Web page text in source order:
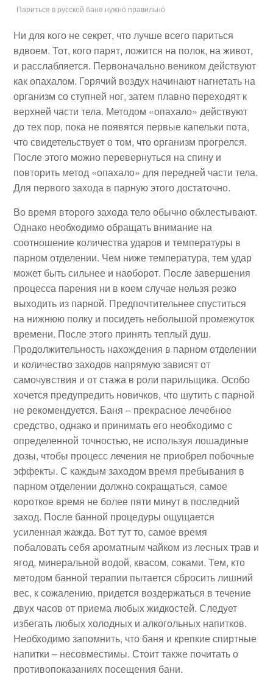
Париться в русской бане нужно правильно
Ни для кого не секрет, что лучше всего париться
вдвоем. Тот, кого парят, ложится на полок, на живот,
и расслабляется. Первоначально веником действуют
как опахалом. Горячий воздух начинают нагнетать на
организм со ступней ног, затем плавно переходят к
верхней части тела. Методом «опахало» действуют
до тех пор, пока не появятся первые капельки пота,
что свидетельствует о том, что организм прогрелся.
После этого можно перевернуться на спину и
повторить метод «опахало» для передней части тела.
Для первого захода в парную этого достаточно.
Во время второго захода тело обычно обхлестывают.
Однако необходимо обращать внимание на
соотношение количества ударов и температуры в
парном отделении. Чем ниже температура, тем удар
может быть сильнее и наоборот. После завершения
процесса парения ни в коем случае нельзя резко
выходить из парной. Предпочтительнее спуститься
на нижнюю полку и посидеть небольшой промежуток
времени. После этого принять теплый душ.
Продолжительность нахождения в парном отделении
и количество заходов напрямую зависят от
самочувствия и от стажа в роли парильщика. Особо
хочется предупредить новичков, что шутить с парной
не рекомендуется. Баня – прекрасное лечебное
средство, однако и принимать его необходимо с
определенной точностью, не используя лошадиные
дозы, чтобы процесс лечения не приобрел побочные
эффекты. С каждым заходом время пребывания в
парном отделении должно сокращаться, самое
короткое время не более пяти минут в последний
заход. После банной процедуры ощущается
усиленная жажда. Вот тут то, самое время
побаловать себя ароматным чайком из лесных трав и
ягод, минеральной водой, квасом, соками. Тем, кто
методом банной терапии пытается сбросить лишний
вес, к сожалению, придется воздержаться в течение
двух часов от приема любых жидкостей. Следует
избегать любых холодных и алкогольных напитков.
Необходимо запомнить, что баня и крепкие спиртные
напитки – несовместимы. Стоит также почитать о
противопоказаниях посещения бани.